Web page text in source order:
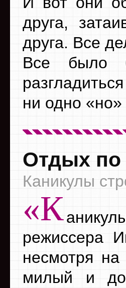
друга,
друга. Все
Все было
ни одно «но»
Отдых по
Каникулы
«К
режиссера
несмотря на
милый и